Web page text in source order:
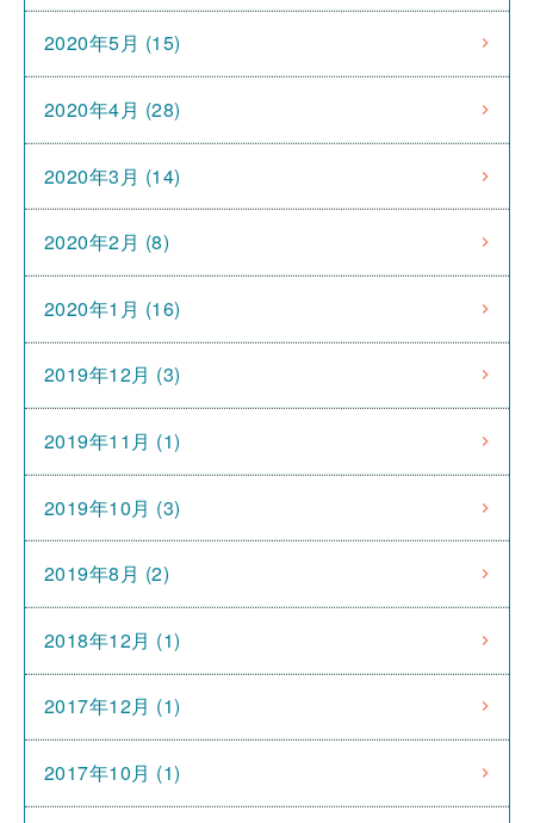
2020年5月 (15)
2020年4月 (28)
2020年3月 (14)
2020年2月 (8)
2020年1月 (16)
2019年12月 (3)
2019年11月 (1)
2019年10月 (3)
2019年8月 (2)
2018年12月 (1)
2017年12月 (1)
2017年10月 (1)